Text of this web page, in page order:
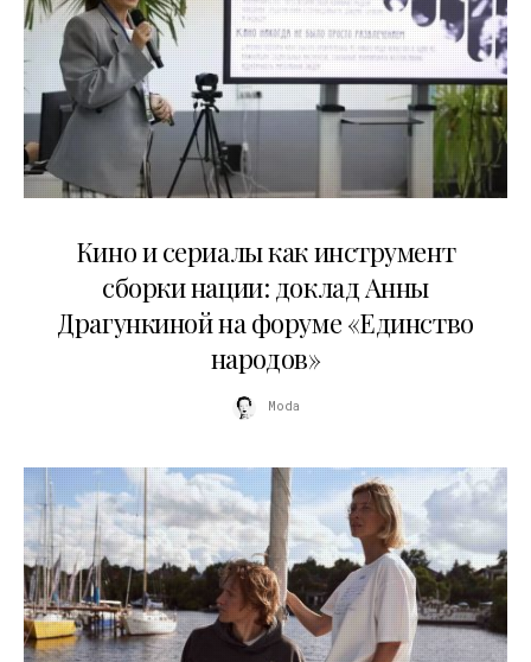
Кино и сериалы как инструмент
сборки нации: доклад Анны
Драгункиной на форуме «Единство
народов»
Moda